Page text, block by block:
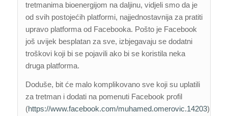
tretmanima bioenergijom na daljinu, vidjeli smo da je
od svih postojećih platformi, najjednostavnija za pratiti
upravo platforma od Facebooka. Pošto je Facebook
još uvijek besplatan za sve, izbjegavaju se dodatni
troškovi koji bi se pojavili ako bi se koristila neka
druga platforma.
Doduše, bit će malo komplikovano sve koji su uplatili
za tretman i dodati na pomenuti Facebook profil
(https://www.facebook.com/muhamed.omerovic.14203),